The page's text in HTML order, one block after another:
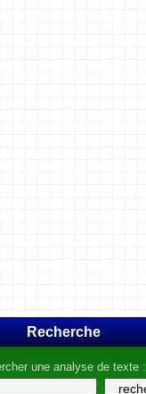
Recherche
une analyse de texte :